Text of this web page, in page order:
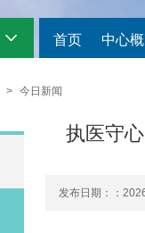
首页 中心
> 今日新闻
执医守
发布日期：：